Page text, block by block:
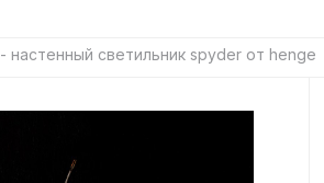
- настенный светильник spyder от henge